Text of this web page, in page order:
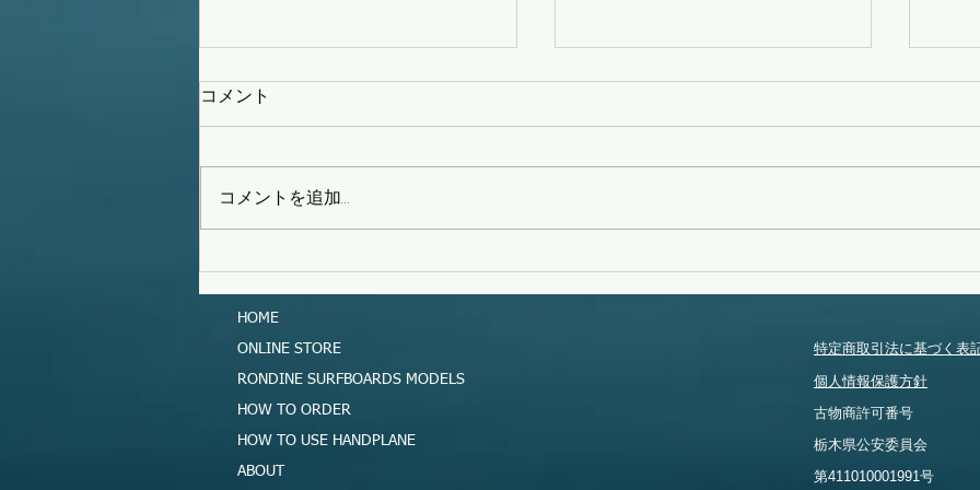
タイフーンスウェル
コメント
コメントを追加…
HOME
ONLINE STORE
RONDINE SURFBOARDS MODELS
HOW TO ORDER
HOW TO USE HANDPLANE
ABOUT
特定商取引法に基づく表
個人情報保護方針
​古物商許可番号
​栃木県公安委員会
​第411010001991号